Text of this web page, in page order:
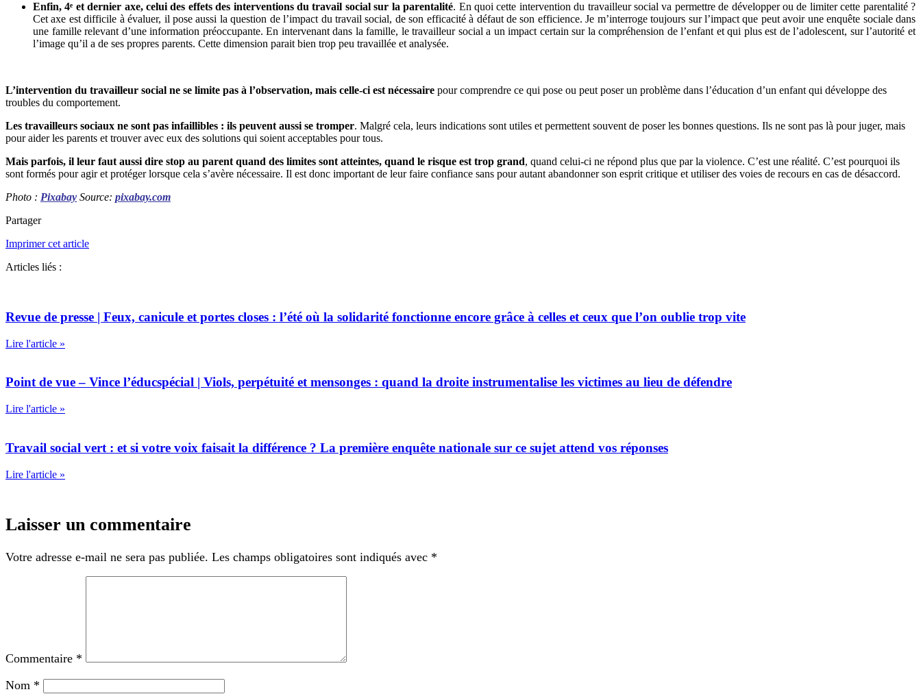
Enfin, 4ᵉ et dernier axe, celui des effets des interventions du travail social sur la parentalité. En quoi cette intervention du travailleur social va permettre de développer ou de limiter cette parentalité ?
Cet axe est difficile à évaluer, il pose aussi la question del’impact du travail social, de son efficacité à défaut de son efficience. Je m’interroge toujours sur l’impact que peut avoir une enquête sociale dans
une famille relevant d’une information préoccupante. En intervenant dans la famille, le travailleur social a un impact certain sur la compréhension de l’enfant et qui plus est de l’adolescent, sur l’autorité et
l’image qu’il a de ses propres parents. Cette dimension parait bien trop peu travaillée et analysée.
L’intervention du travailleur social ne se limite pas à l’observation, mais celle-ci est nécessaire pour comprendre ce qui pose ou peut poser un problème dans l’éducation d’un enfant qui développe des
troubles du comportement.
Les travailleurs sociaux ne sont pas infaillibles : ils peuvent aussi se tromper. Malgré cela, leurs indications sont utiles et permettent souvent de poser les bonnes questions. Ils ne sont pas là pour juger, mais
pour aider les parents et trouver avec eux des solutions qui soient acceptables pour tous.
Mais parfois, il leur faut aussi dire stop au parent quand des limites sont atteintes, quand le risque est trop grand, quand celui-ci ne répond plus que par la violence. C’est une réalité. C’est pourquoi ils
sont formés pour agir et protéger lorsque cela s’avère nécessaire. Il est donc important de leur faire confiance sans pour autant abandonner son esprit critique et utiliser des voies de recours en cas de désaccord.
Photo : Pixabay Source: pixabay.com
Partager
Imprimer cet article
Articles liés :
Revue de presse | Feux, canicule et portes closes : l’été où la solidarité fonctionne encore grâce à celles et ceux que l’on oublie trop vite
Lire l'article »
Point de vue – Vince l’éducspécial | Viols, perpétuité et mensonges : quand la droite instrumentalise les victimes au lieu de défendre
Lire l'article »
Travail social vert : et si votre voix faisait la différence ? La première enquête nationale sur ce sujet attend vos réponses
Lire l'article »
Laisser un commentaire
Votre adresse e-mail ne sera pas publiée. Les champs obligatoires sont indiqués avec *
Commentaire *
Nom *